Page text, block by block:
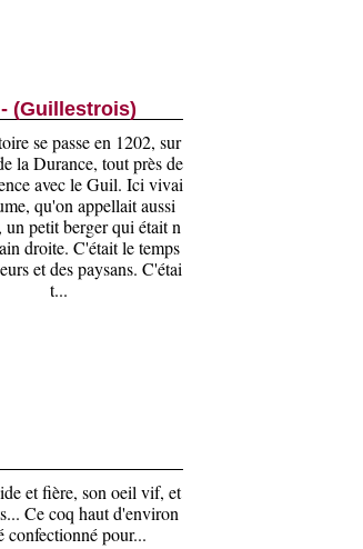
(Guillestrois)
se passe en 1202, sur
la Durance, tout près de
avec le Guil. Ici vivai
qu'on appellait aussi
petit berger qui était n
droite. C'était le temps
et des paysans. C'étai
t...
et fière, son oeil vif, et
Ce coq haut d'environ
confectionné pour...